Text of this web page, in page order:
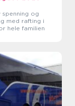
spenning og
med rafting i
hele familien